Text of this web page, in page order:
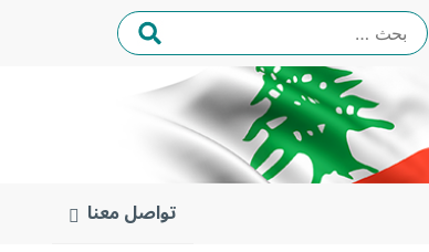
البحث
عن:
تواصل معنا